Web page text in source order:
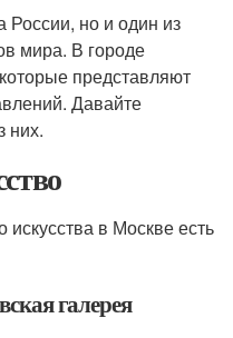
России, но и один из
мира. В городе
представляют
Давайте
них.
в Москве есть
галерея